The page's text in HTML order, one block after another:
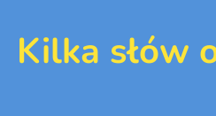
Kilka słów